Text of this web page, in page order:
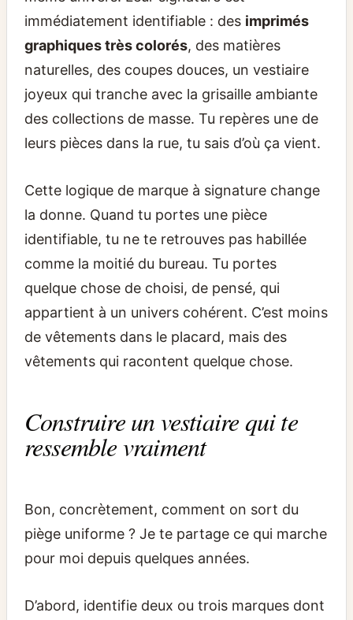
immédiatement identifiable : des imprimés
graphiques très colorés, des matières
naturelles, des coupes douces, un vestiaire
joyeux qui tranche avec la grisaille ambiante
des collections de masse. Tu repères une de
leurs pièces dans la rue, tu sais d’où ça vient.
Cette logique de marque à signature change
la donne. Quand tu portes une pièce
identifiable, tu ne te retrouves pas habillée
comme la moitié du bureau. Tu portes
quelque chose de choisi, de pensé, qui
appartient à un univers cohérent. C’est moins
de vêtements dans le placard, mais des
vêtements qui racontent quelque chose.
Construire un vestiaire qui te
ressemble vraiment
Bon, concrètement, comment on sort du
piège uniforme ? Je te partage ce qui marche
pour moi depuis quelques années.
D’abord, identifie deux ou trois marques dont